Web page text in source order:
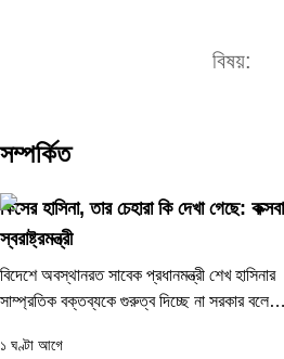
বিষয়:
সম্পর্কিত
কিসের হাসিনা, তার চেহারা কি দেখা গেছে:
স্বরাষ্ট্রমন্ত্রী
বিদেশে অবস্থানরত সাবেক প্রধানমন্ত্রী শেখ হাসিনার
সাম্প্রতিক বক্তব্যকে গুরুত্ব দিচ্ছে না সরকার বলে
বলেছেন, গণহত্যা...
১ ঘণ্টা আগে